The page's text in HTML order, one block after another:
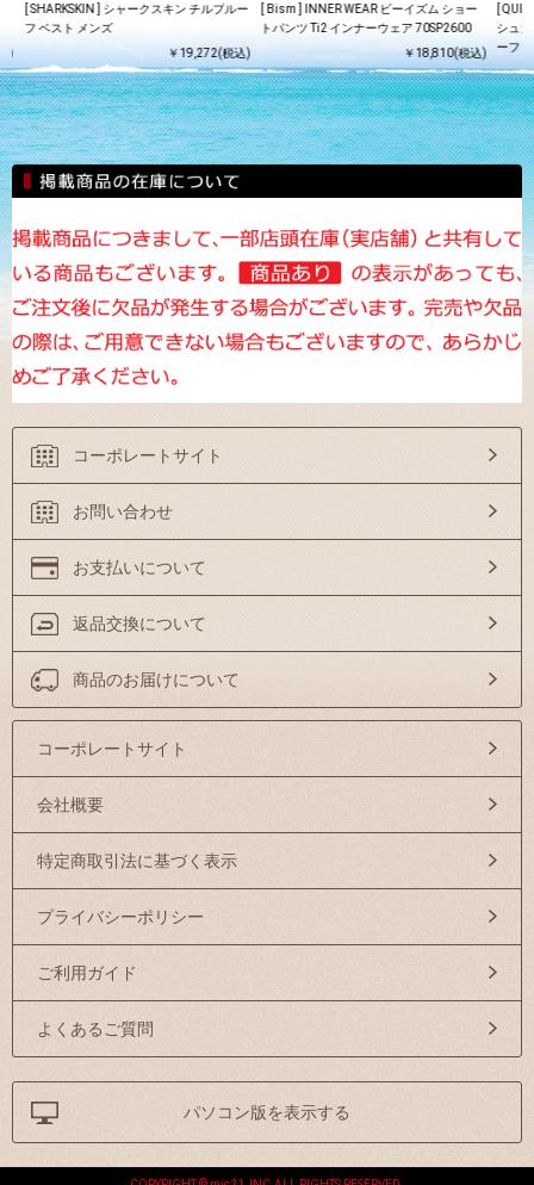
)
[ SHARKSKIN ] シャークスキン チルプルー
フ ベスト メンズ
￥19,272(税込)
[ Bism ] INNER WEAR ビーイズム ショー
トパンツ Ti2 インナーウェア 70SP2600
￥18,810(税込)
[
シュガ
ーフ
コーポレートサイト
お問い合わせ
お支払いについて
返品交換について
商品のお届けについて
コーポレートサイト
会社概要
特定商取引法に基づく表示
プライバシーポリシー
ご利用ガイド
よくあるご質問
パソコン版を表示する